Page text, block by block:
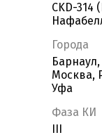
CKD-314
Города
Москва,
Уфа
Фаза КИ